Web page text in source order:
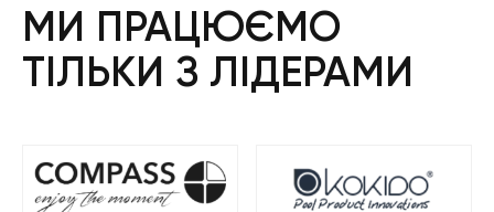
МИ ПРАЦЮЄМО
ТІЛЬКИ З ЛІДЕРАМИ